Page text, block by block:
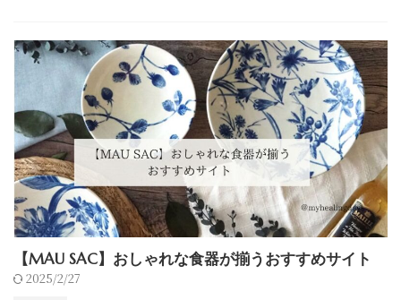
【MAU SAC】おしゃれな食器が揃うおすすめサイト
2025/2/27